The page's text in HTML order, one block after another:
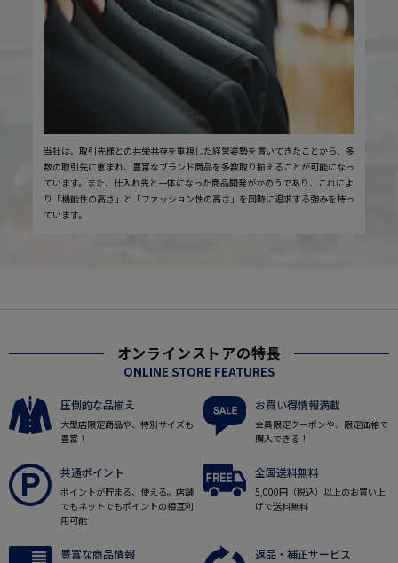
当社は、取引先様との共栄共存を重視した経営姿勢を貫いてきたことから、多
数の取引先に恵まれ、豊富なブランド商品を多数取り揃えることが可能になっ
ています。また、仕入れ先と一体になった商品開発がかのうであり、これによ
り「機能性の高さ」と「ファッション性の高さ」を同時に追求する強みを持っ
ています。
オンラインストアの特長
ONLINE STORE FEATURES
圧倒的な品揃え
大型店限定商品や、特別サイズも
豊富！
お買い得情報満載
会員限定クーポンや、限定価格で
購入できる！
共通ポイント
ポイントが貯まる、使える。店舗
でもネットでもポイントの相互利
用可能！
全国送料無料
5,000円（税込）以上のお買い上
げで送料無料
豊富な商品情報 返品・補正サービス